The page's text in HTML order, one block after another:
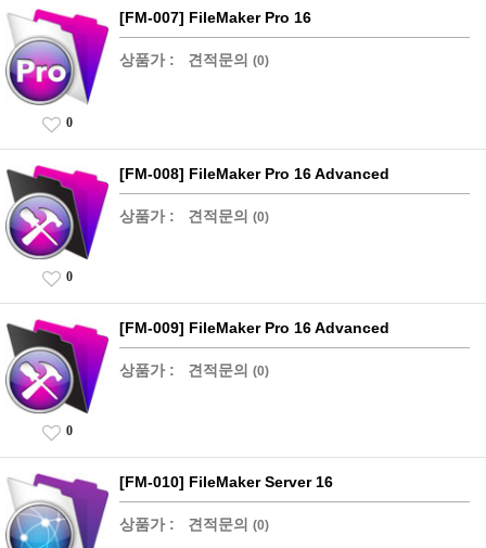
[FM-007] FileMaker Pro 16
상품가 : 견적문의 (0)
0
[FM-008] FileMaker Pro 16 Advanced
상품가 : 견적문의 (0)
0
[FM-009] FileMaker Pro 16 Advanced
상품가 : 견적문의 (0)
0
[FM-010] FileMaker Server 16
상품가 : 견적문의 (0)